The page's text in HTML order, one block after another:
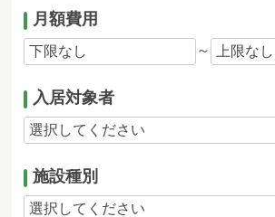
月額費用
～
入居対象者
施設種別